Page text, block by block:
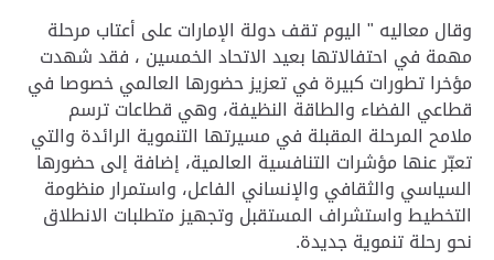
وقال معاليه " اليوم تقف دولة الإمارات على أعتاب مرحلة
مهمة في احتفالاتها بعيد الاتحاد الخمسين ، فقد شهدت
مؤخرا تطورات كبيرة في تعزيز حضورها العالمي خصوصا في
قطاعي الفضاء والطاقة النظيفة، وهي قطاعات ترسم
ملامح المرحلة المقبلة في مسيرتها التنموية الرائدة والتي
تعبّر عنها مؤشرات التنافسية العالمية، إضافة إلى حضورها
السياسي والثقافي والإنساني الفاعل، واستمرار منظومة
التخطيط واستشراف المستقبل وتجهيز متطلبات الانطلاق
نحو رحلة تنموية جديدة.